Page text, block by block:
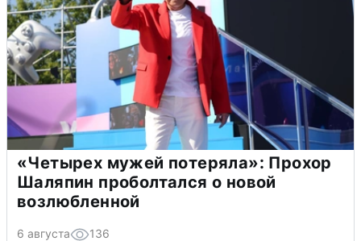
«Четырех мужей потеряла»: Прохор
Шаляпин проболтался о новой
возлюбленной
6 августа 136